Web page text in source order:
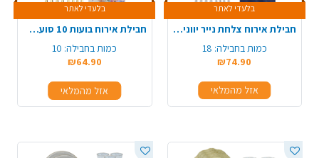
בלעדי לאתר
חבילת אירוח צלחת נייר יווני ל 18 סועדים - כחול
כמות בחבילה: 18
₪74.90
אזל מהמלאי
בלעדי לאתר
חבילת אירוח בועות 10 סועדים - זהב
כמות בחבילה: 10
₪64.90
אזל מהמלאי